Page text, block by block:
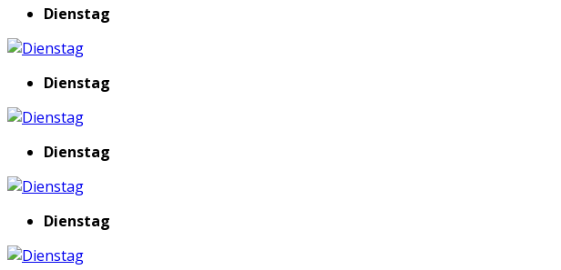
Dienstag
Dienstag
Dienstag
Dienstag